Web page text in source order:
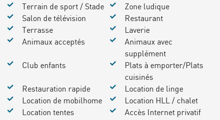
Terrain de sport / Stade
Zone ludique
Salon de télévision
Restaurant
Terrasse
Laverie
Animaux acceptés
Animaux avec
supplément
Club enfants
Plats à emporter/Plats
cuisinés
Restauration rapide
Location de linge
Location de mobilhome
Location HLL / chalet
Location tentes
Accès Internet privatif